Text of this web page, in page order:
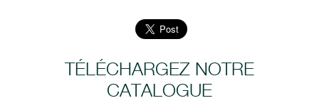
TÉLÉCHARGEZ NOTRE
CATALOGUE